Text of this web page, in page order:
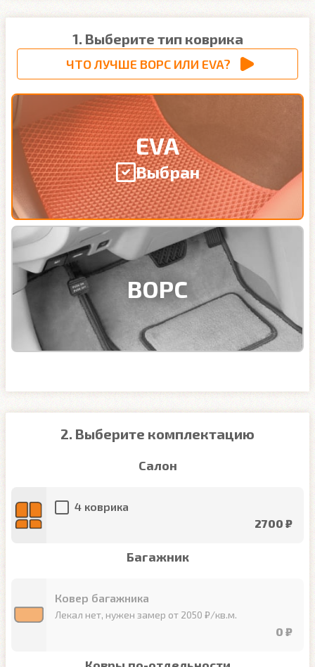
1. Выберите тип коврика
ЧТО ЛУЧШЕ ВОРС ИЛИ EVA?
EVA
Выбран
ВОРС
2. Выберите комплектацию
Салон
4 коврика
2700 ₽
Багажник
Ковер багажника
Лекал нет, нужен замер от 2050 ₽/кв.м.
0 ₽